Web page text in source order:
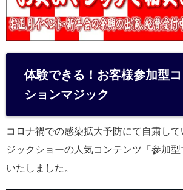
体験できる！お客様参加型
ションマジック
コロナ禍での感染拡大予防にて自粛し
ジックショーの人気コンテンツ「参加
いたしました。